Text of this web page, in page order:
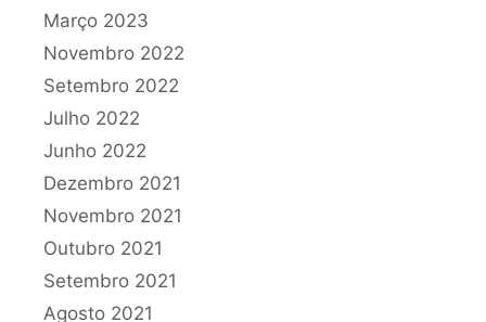
Março 2023
Novembro 2022
Setembro 2022
Julho 2022
Junho 2022
Dezembro 2021
Novembro 2021
Outubro 2021
Setembro 2021
Agosto 2021